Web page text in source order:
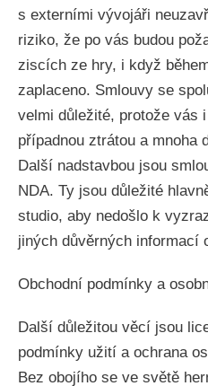
s externími vývojáři
riziko, že po vás budou
ziscích ze hry, i když
zaplaceno. Smlouvy se
velmi důležité, protože vás
případnou ztrátou a mnoha
Další nadstavbou jsou
NDA. Ty jsou důležité
studio, aby nedošlo k
jiných důvěrných informací
Obchodní podmínky a
Další důležitou věcí jsou
podmínky užití a ochrana
Bez obojího se ve světě